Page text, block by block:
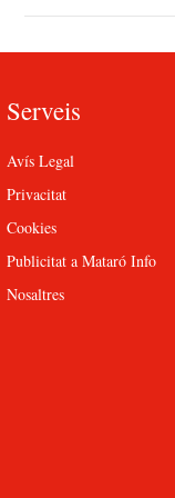
Serveis
Avís Legal
Privacitat
Cookies
Publicitat a Mataró Info
Nosaltres